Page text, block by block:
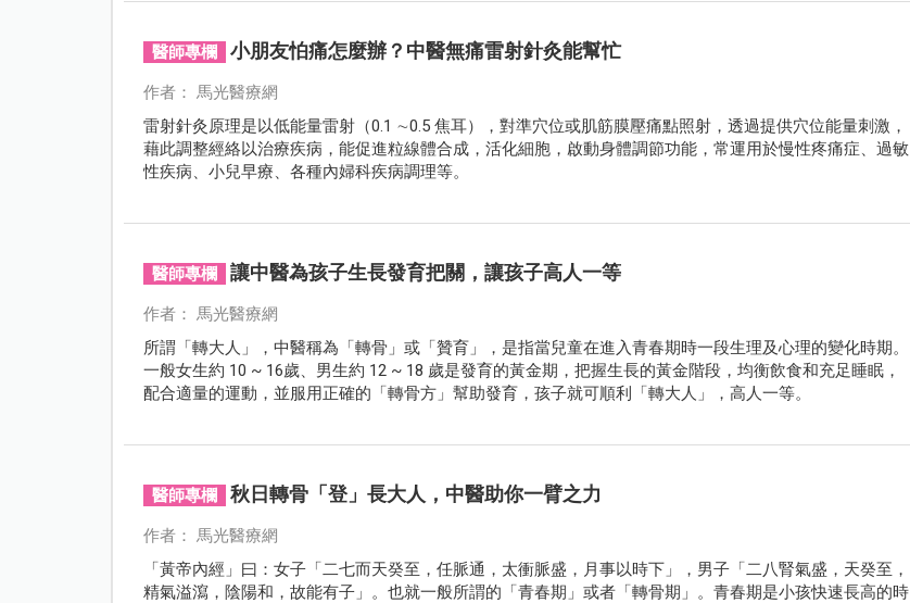
醫師專欄 小朋友怕痛怎麼辦？中醫無痛雷射針灸能幫忙
作者： 馬光醫療網
雷射針灸原理是以低能量雷射（0.1 ∼0.5 焦耳），對準穴位或肌筋膜壓痛點照射，透過提供穴位能量刺激，
藉此調整經絡以治療疾病，能促進粒線體合成，活化細胞，啟動身體調節功能，常運用於慢性疼痛症、過敏
性疾病、小兒早療、各種內婦科疾病調理等。
醫師專欄 讓中醫為孩子生長發育把關，讓孩子高人一等
作者： 馬光醫療網
所謂「轉大人」，中醫稱為「轉骨」或「贊育」，是指當兒童在進入青春期時一段生理及心理的變化時期。
一般女生約 10 ~ 16歲、男生約 12 ~ 18 歲是發育的黃金期，把握生長的黃金階段，均衡飲食和充足睡眠，
配合適量的運動，並服用正確的「轉骨方」幫助發育，孩子就可順利「轉大人」，高人一等。
醫師專欄 秋日轉骨「登」長大人，中醫助你一臂之力
作者： 馬光醫療網
「黃帝內經」曰：女子「二七而天癸至，任脈通，太衝脈盛，月事以時下」，男子「二八腎氣盛，天癸至，
精氣溢瀉，陰陽和，故能有子」。也就一般所謂的「青春期」或者「轉骨期」。青春期是小孩快速長高的時